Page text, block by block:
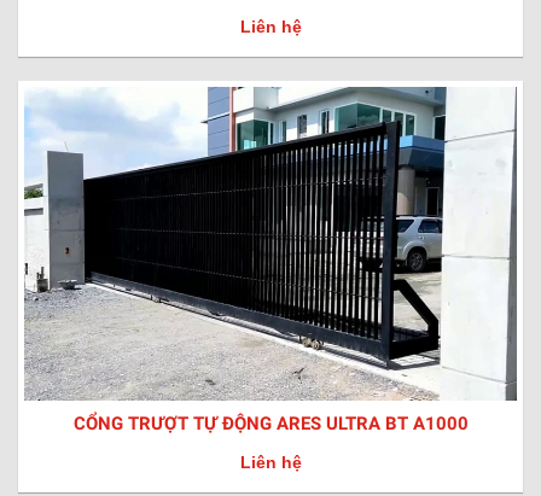
Liên hệ
CỔNG TRƯỢT TỰ ĐỘNG ARES ULTRA BT A1000
Liên hệ